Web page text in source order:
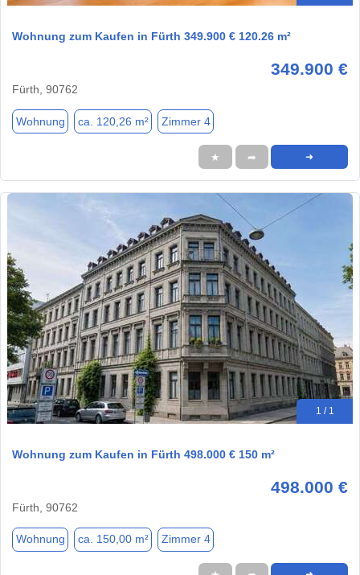
Wohnung zum Kaufen in Fürth 349.900 € 120.26 m²
349.900 €
Fürth, 90762
Wohnung ca. 120,26 m² Zimmer 4
★ ➦ ➜
1 / 1
Wohnung zum Kaufen in Fürth 498.000 € 150 m²
498.000 €
Fürth, 90762
Wohnung ca. 150,00 m² Zimmer 4